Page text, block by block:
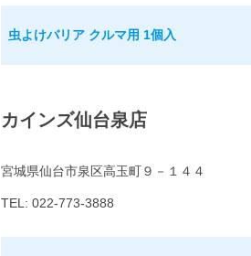
虫よけバリア クルマ用 1個入
カインズ仙台泉店
宮城県仙台市泉区高玉町９－１４４
TEL: 022-773-3888